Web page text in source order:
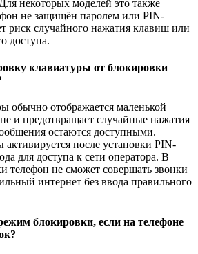
Для некоторых моделей это также
не защищён паролем или PIN-
риск случайного нажатия клавиш или
доступа.
клавиатуры от блокировки
обычно отображается маленькой
и предотвращает случайные нажатия
остаются доступными.
после установки PIN-
для доступа к сети оператора. В
телефон не сможет совершать звонки
интернет без ввода правильного
блокировки, если на телефоне